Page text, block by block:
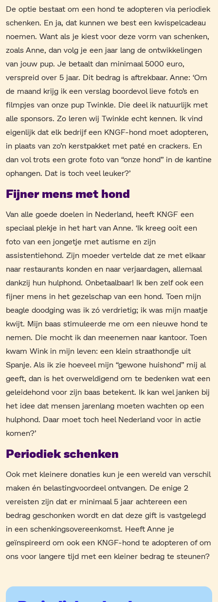
De optie bestaat om een hond te adopteren via periodiek
schenken. En ja, dat kunnen we best een kwispelcadeau
noemen. Want als je kiest voor deze vorm van schenken,
zoals Anne, dan volg je een jaar lang de ontwikkelingen
van jouw pup. Je betaalt dan minimaal 5000 euro,
verspreid over 5 jaar. Dit bedrag is aftrekbaar. Anne: ‘Om
de maand krijg ik een verslag boordevol lieve foto’s en
filmpjes van onze pup Twinkle. Die deel ik natuurlijk met
alle sponsors. Zo leren wij Twinkle echt kennen. Ik vind
eigenlijk dat elk bedrijf een KNGF-hond moet adopteren,
in plaats van zo’n kerstpakket met paté en crackers. En
dan vol trots een grote foto van “onze hond” in de kantine
ophangen. Dat is toch veel leuker?’
Fijner mens met hond
Van alle goede doelen in Nederland, heeft KNGF een
speciaal plekje in het hart van Anne. ‘Ik kreeg ooit een
foto van een jongetje met autisme en zijn
assistentiehond. Zijn moeder vertelde dat ze met elkaar
naar restaurants konden en naar verjaardagen, allemaal
dankzij hun hulphond. Onbetaalbaar! Ik ben zelf ook een
fijner mens in het gezelschap van een hond. Toen mijn
beagle doodging was ik zó verdrietig; ik was mijn maatje
kwijt. Mijn baas stimuleerde me om een nieuwe hond te
nemen. Die mocht ik dan meenemen naar kantoor. Toen
kwam Wink in mijn leven: een klein straathondje uit
Spanje. Als ik zie hoeveel mijn “gewone huishond” mij al
geeft, dan is het overweldigend om te bedenken wat een
geleidehond voor zijn baas betekent. Ik kan wel janken bij
het idee dat mensen jarenlang moeten wachten op een
hulphond. Daar moet toch heel Nederland voor in actie
komen?’
Periodiek schenken
Ook met kleinere donaties kun je een wereld van verschil
maken én belastingvoordeel ontvangen. De enige 2
vereisten zijn dat er minimaal 5 jaar achtereen een
bedrag geschonken wordt en dat deze gift is vastgelegd
in een schenkingsovereenkomst. Heeft Anne je
geïnspireerd om ook een KNGF-hond te adopteren of om
ons voor langere tijd met een kleiner bedrag te steunen?